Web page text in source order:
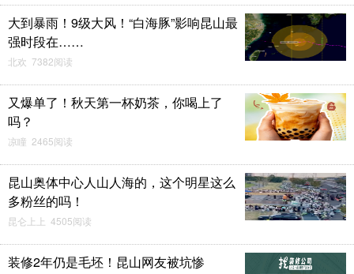
大到暴雨！9级大风！“白海豚”影响昆山最
强时段在……
北欢 7382阅读
又爆单了！秋天第一杯奶茶，你喝上了
吗？
凉瞳 2465阅读
昆山奥体中心人山人海的，这个明星这么
多粉丝的吗！
昆仑上上 4505阅读
装修2年仍是毛坯！昆山网友被坑惨